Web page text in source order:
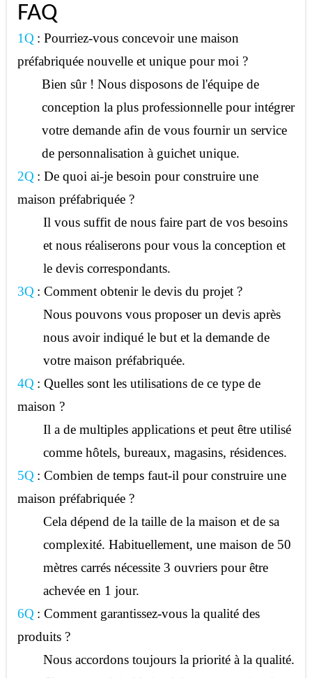
FAQ
1Q : Pourriez-vous concevoir une maison
préfabriquée nouvelle et unique pour moi ?
Bien sûr ! Nous disposons de l'équipe de
conception la plus professionnelle pour intégrer
votre demande afin de vous fournir un service
de personnalisation à guichet unique.
2Q : De quoi ai-je besoin pour construire une
maison préfabriquée ?
Il vous suffit de nous faire part de vos besoins
et nous réaliserons pour vous la conception et
le devis correspondants.
3Q : Comment obtenir le devis du projet ?
Nous pouvons vous proposer un devis après
nous avoir indiqué le but et la demande de
votre maison préfabriquée.
4Q : Quelles sont les utilisations de ce type de
maison ?
Il a de multiples applications et peut être utilisé
comme hôtels, bureaux, magasins, résidences.
5Q : Combien de temps faut-il pour construire une
maison préfabriquée ?
Cela dépend de la taille de la maison et de sa
complexité. Habituellement, une maison de 50
mètres carrés nécessite 3 ouvriers pour être
achevée en 1 jour.
6Q : Comment garantissez-vous la qualité des
produits ?
Nous accordons toujours la priorité à la qualité.